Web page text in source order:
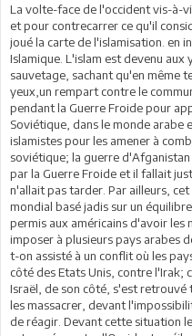
La volte-face de l'occident vis-à-
et pour contrecarrer ce qu'il
joué la carte de l'islamisation. en
Islamique. L'islam est devenu aux
sauvetage, sachant qu'en même
yeux,un rempart contre le
pendant la Guerre Froide pour
Soviétique, dans le monde arabe
islamistes pour les amener à
soviétique; la guerre
par la Guerre Froide et il fallait
n'allait pas tarder. Par ailleurs,
mondial basé jadis sur un
permis aux américains d'avoir les
imposer à plusieurs pays arabes
t-on assisté à un conflit où les
côté des Etats Unis, contre l'Irak;
Israël, de son côté, s'est
les massacrer, devant
de réagir. Devant cette situation